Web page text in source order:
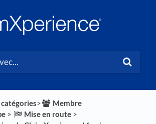
​>​
​Membre
​ > ​ ​Mise en route​ > ​